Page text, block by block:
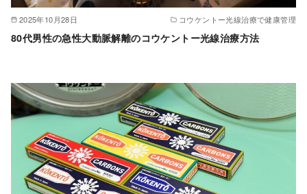
2025年10月28日 コウケントー光線治療で健康管理
80代男性の急性大動脈解離のコウケントー光線治療方法